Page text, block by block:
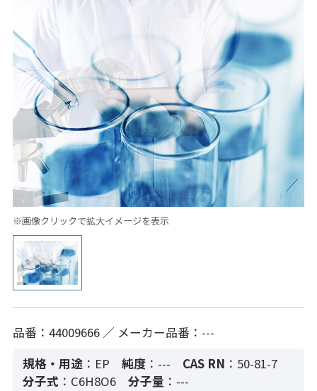
※画像クリックで拡大イメージを表示
品番：44009666 ／ メーカー品番：---
規格・用途 ：EP 純度：--- CAS RN ：50-81-7
分子式 ：C6H8O6 分子量 ：---